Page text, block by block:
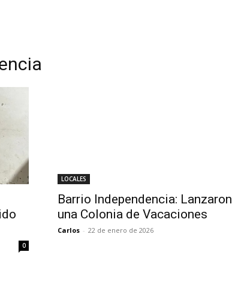
0
LOCALES
Barrio Independencia: Lanzaron
una Colonia de Vacaciones
Carlos - 22 de enero de 2026